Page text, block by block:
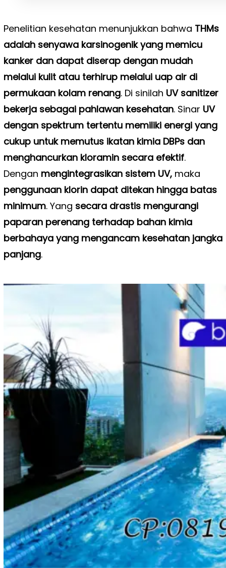
Penelitian kesehatan menunjukkan bahwa THMs
adalah senyawa karsinogenik yang memicu
kanker dan dapat diserap dengan mudah
melalui kulit atau terhirup melalui uap air di
permukaan kolam renang. Di sinilah UV sanitizer
bekerja sebagai pahlawan kesehatan. Sinar UV
dengan spektrum tertentu memiliki energi yang
cukup untuk memutus ikatan kimia DBPs dan
menghancurkan kloramin secara efektif.
Dengan mengintegrasikan sistem UV,maka
penggunaan klorin dapat ditekan hingga batas
minimum. Yang secara drastis mengurangi
paparan perenang terhadap bahan kimia
berbahaya yang mengancam kesehatan jangka
panjang.